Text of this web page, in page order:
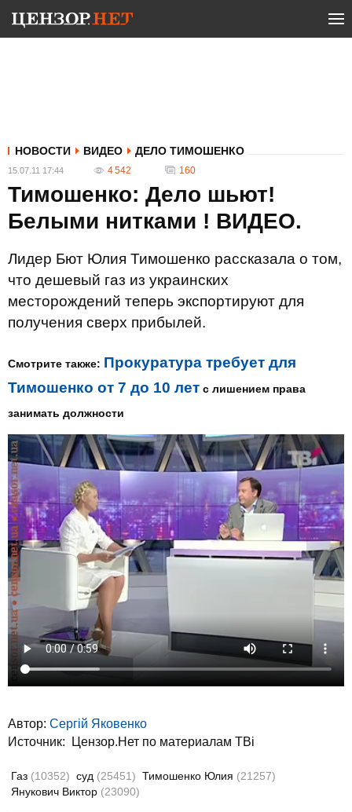
НОВОСТИ ВИДЕО ДЕЛО ТИМОШЕНКО
15.07.11 17:44 4 542 160
Тимошенко: Дело шьют!
Белыми нитками ! ВИДЕО.
Лидер Бют Юлия Тимошенко рассказала о том,
что дешевый газ из украинских
месторождений теперь экспортируют для
получения сверх прибылей.
Смотрите также: Прокуратура требует для
Тимошенко от 7 до 10 лет с лишением права
занимать должности
Автор: Сергій Яковенко
Источник:
Цензор.Нет по материалам ТВі
Газ (10352) суд (25451) Тимошенко Юлия (21257)
Янукович Виктор (23090)